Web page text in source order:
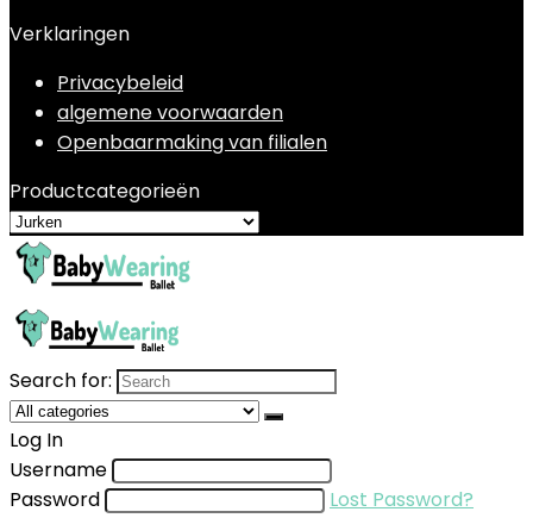
Verklaringen
Privacybeleid
algemene voorwaarden
Openbaarmaking van filialen
Productcategorieën
Search for:
Log In
Username
Password
Lost Password?